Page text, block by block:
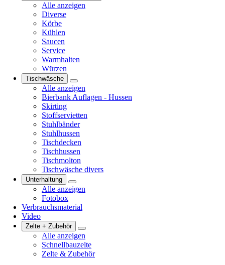
Alle anzeigen
Diverse
Körbe
Kühlen
Saucen
Service
Warmhalten
Würzen
Tischwäsche
Alle anzeigen
Bierbank Auflagen - Hussen
Skirting
Stoffservietten
Stuhlbänder
Stuhlhussen
Tischdecken
Tischhussen
Tischmolton
Tischwäsche divers
Unterhaltung
Alle anzeigen
Fotobox
Verbrauchsmaterial
Video
Zelte + Zubehör
Alle anzeigen
Schnellbauzelte
Zelte & Zubehör